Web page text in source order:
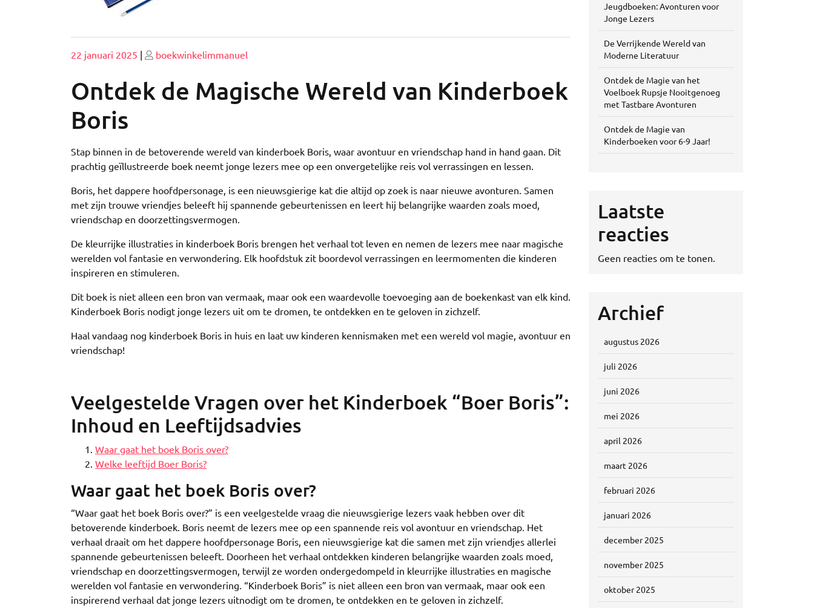
Geplaatst
22 januari 2025 | Geplaatst
boekwinkelimmanuel
Ontdek de Magische Wereld van Kinderboek
Boris
Stap binnen in de betoverende wereld van kinderboek Boris, waar avontuur en vriendschap hand in hand gaan. Dit
prachtig geïllustreerde boek neemt jonge lezers mee op een onvergetelijke reis vol verrassingen en lessen.
Boris, het dappere hoofdpersonage, is een nieuwsgierige kat die altijd op zoek is naar nieuwe avonturen. Samen
met zijn trouwe vriendjes beleeft hij spannende gebeurtenissen en leert hij belangrijke waarden zoals moed,
vriendschap en doorzettingsvermogen.
De kleurrijke illustraties in kinderboek Boris brengen het verhaal tot leven en nemen de lezers mee naar magische
werelden vol fantasie en verwondering. Elk hoofdstuk zit boordevol verrassingen en leermomenten die kinderen
inspireren en stimuleren.
Dit boek is niet alleen een bron van vermaak, maar ook een waardevolle toevoeging aan de boekenkast van elk kind.
Kinderboek Boris nodigt jonge lezers uit om te dromen, te ontdekken en te geloven in zichzelf.
Haal vandaag nog kinderboek Boris in huis en laat uw kinderen kennismaken met een wereld vol magie, avontuur en
vriendschap!
Veelgestelde Vragen over het Kinderboek “Boer Boris”:
Inhoud en Leeftijdsadvies
Waar gaat het boek Boris over?
Welke leeftijd Boer Boris?
Waar gaat het boek Boris over?
“Waar gaat het boek Boris over?” is een veelgestelde vraag die nieuwsgierige lezers vaak hebben over dit
betoverende kinderboek. Boris neemt de lezers mee op een spannende reis vol avontuur en vriendschap. Het
verhaal draait om het dappere hoofdpersonage Boris, een nieuwsgierige kat die samen met zijn vriendjes allerlei
spannende gebeurtenissen beleeft. Doorheen het verhaal ontdekken kinderen belangrijke waarden zoals moed,
vriendschap en doorzettingsvermogen, terwijl ze worden ondergedompeld in kleurrijke illustraties en magische
werelden vol fantasie en verwondering. “Kinderboek Boris” is niet alleen een bron van vermaak, maar ook een
inspirerend verhaal dat jonge lezers uitnodigt om te dromen, te ontdekken en te geloven in zichzelf.
Jeugdboeken: Avonturen voor
Jonge Lezers
De Verrijkende Wereld van
Moderne Literatuur
Ontdek de Magie van het
Voelboek Rupsje Nooitgenoeg
met Tastbare Avonturen
Ontdek de Magie van
Kinderboeken voor 6-9 Jaar!
Laatste
reacties
Geen reacties om te tonen.
Archief
augustus 2026
juli 2026
juni 2026
mei 2026
april 2026
maart 2026
februari 2026
januari 2026
december 2025
november 2025
oktober 2025